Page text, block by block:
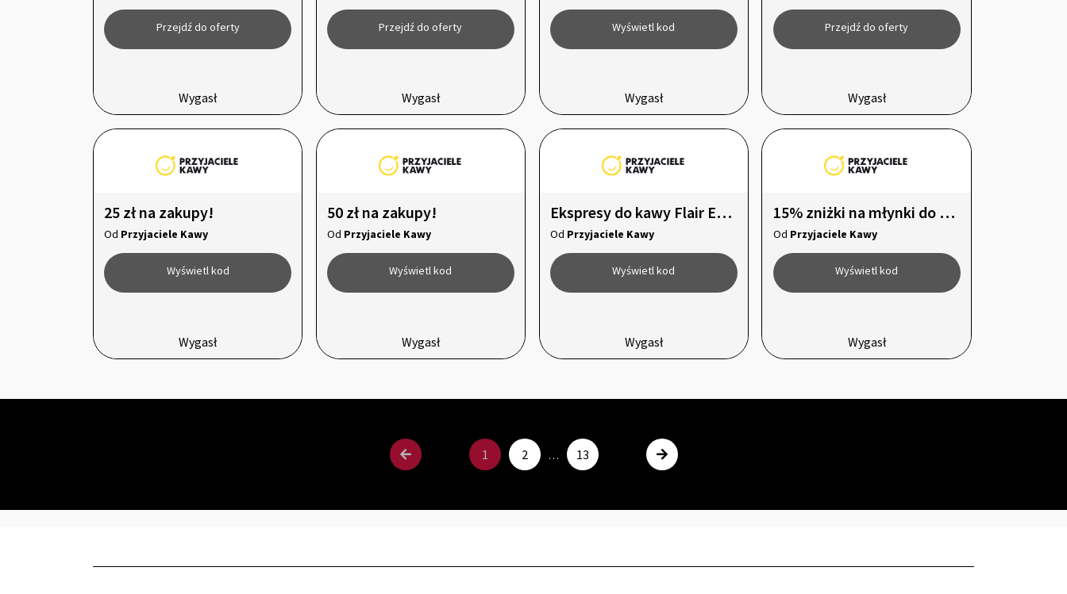
Przejdź do oferty
Wygasł
Przejdź do oferty
Wygasł
Wyświetl kod
Wygasł
Przejdź do oferty
Wygasł
25 zł na zakupy!
Od Przyjaciele Kawy
Wyświetl kod
Wygasł
50 zł na zakupy!
Od Przyjaciele Kawy
Wyświetl kod
Wygasł
Ekspresy do kawy Flair Espresso -20%
Od Przyjaciele Kawy
Wyświetl kod
Wygasł
15% zniżki na młynki do kawy Eureka
Od Przyjaciele Kawy
Wyświetl kod
Wygasł
1 2 … 13